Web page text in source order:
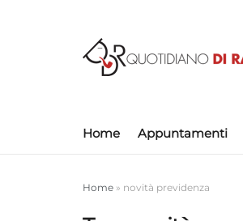
Home Appuntamenti
Home » novità previdenza